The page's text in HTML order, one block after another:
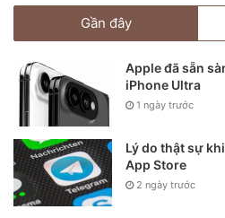
Gần đây
Apple đã sẵn
iPhone Ultra
1 ngày trước
Lý do thật sự
App Store
2 ngày trước